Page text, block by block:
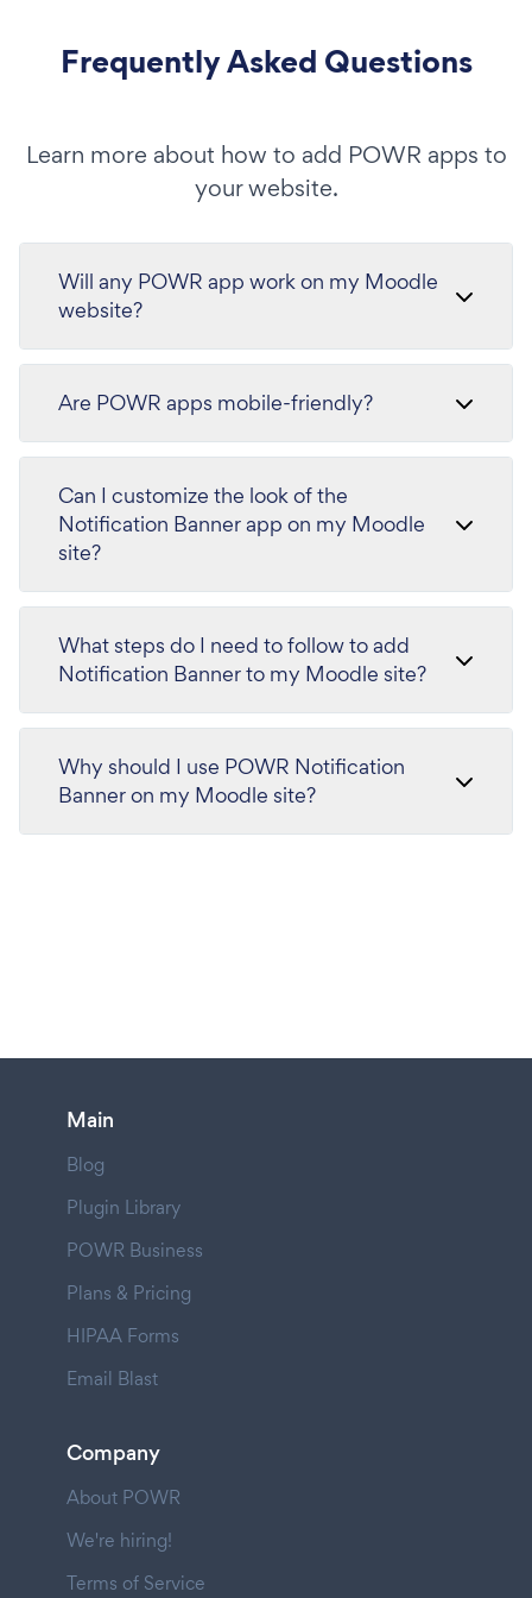
Frequently Asked Questions
Learn more about how to add POWR apps to
your website.
Will any POWR app work on my Moodle
website?
Are POWR apps mobile-friendly?
Can I customize the look of the
Notification Banner app on my Moodle
site?
What steps do I need to follow to add
Notification Banner to my Moodle site?
Why should I use POWR Notification
Banner on my Moodle site?
Main
Blog
Plugin Library
POWR Business
Plans & Pricing
HIPAA Forms
Email Blast
Company
About POWR
We're hiring!
Terms of Service